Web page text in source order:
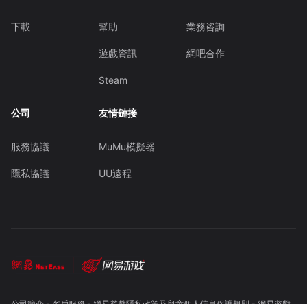
下載 幫助
遊戲資訊
Steam
業務咨詢
網吧合作
公司
服務協議
隱私協議
友情鏈接
MuMu模擬器
UU遠程